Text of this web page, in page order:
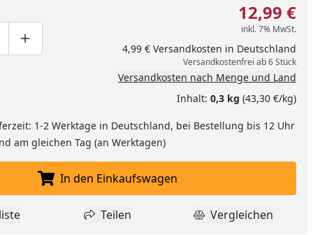
um eins verringern
manuell eingeben
Produktmenge um eins erhöhen
12,99 €
inkl. 7% MwSt.
4,99 € Versandkosten in Deutschland
Versandkostenfrei ab 6 Stück
Versandkosten nach Menge und Land
Inhalt: 0,3 kg (43,30 €/kg)
1-2 Werktage in Deutschland, bei Bestellung bis 12 Uhr
am gleichen Tag (an Werktagen)
In den Einkaufswagen legen
In den Einkaufswagen
zur Wunschliste hinzufügen
Teilen
Teilen Produkt
Vergleichen